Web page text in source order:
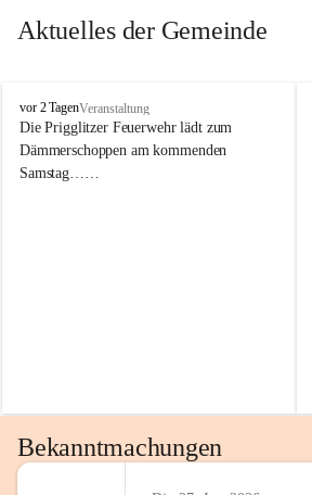
Aktuelles der Gemeinde
P
r
i
g
vor 2 TagenVeranstaltung
Die Prigglitzer Feuerwehr lädt zum
Dämmerschoppen am kommenden
Samstag……
Bekanntmachungen